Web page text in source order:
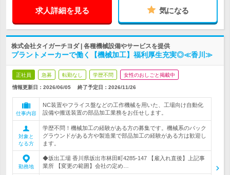
求人詳細を見る 気になる
株式会社タイガーチヨダ | 各種機械設備やサービスを提供
プラントメーカーで働く【機械加工】福利厚生充実◎≪香川≫
正社員 急募 転勤なし 学歴不問 女性のおしごと掲載中
情報更新日：2026/06/05 終了予定日： 2026/11/26
仕事内容
NC装置やフライス盤などの工作機械を用いた、工場向け自動化
設備や搬送装置の部品加工業務をお任せします。
対象と
なる方
学歴不問！機械加工の経験がある方の募集です。機械系のバック
グラウンドがある方や製造業で部品加工の経験がある方は歓迎し
ます。
勤務地
◆坂出工場 香川県坂出市林田町4285-147 【雇入れ直後】上記事
業所 【変更の範囲】会社の定め…